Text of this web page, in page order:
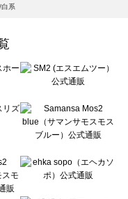
ームウェア一覧
ェア一覧
ア一覧
白系